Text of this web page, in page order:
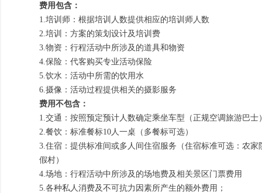
费用包含：
1.培训师：根据培训人数提供相应的培训师人数
2.培训：方案的策划设计及培训费
3.物资：行程活动中所涉及的道具和物资
4.保险：代客购买专业活动保险
5.饮水：活动中所需的饮用水
6.摄像：活动过程提供相关的摄影服务
费用不包含：
1.交通：按照预定预计人数确定乘坐车型（正规空调旅游巴
2.餐饮：标准餐标10人一桌（多餐标可选）
3.住宿：提供标准间或多人间住宿服务（住宿标准可选：农家
假村）
4.场地：行程活动中所涉及的场地费及相关景区门票费用
5.各种私人消费及不可抗力因素所产生的额外费用；